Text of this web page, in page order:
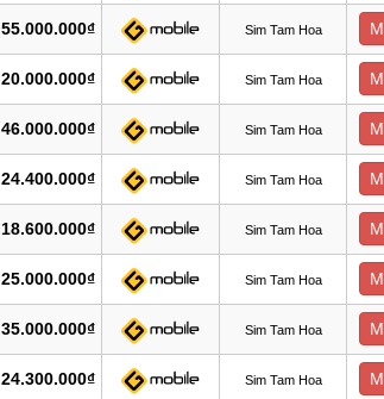
55.000.000₫ Sim Tam Hoa
20.000.000₫ Sim Tam Hoa
46.000.000₫ Sim Tam Hoa
24.400.000₫ Sim Tam Hoa
18.600.000₫ Sim Tam Hoa
25.000.000₫ Sim Tam Hoa
35.000.000₫ Sim Tam Hoa
24.300.000₫ Sim Tam Hoa